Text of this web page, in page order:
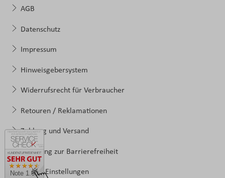
Note 1.60
AGB
Datenschutz
Impressum
Hinweisgebersystem
Widerrufsrecht für Verbraucher
Retouren / Reklamationen
Zahlung und Versand
Erklärung zur Barrierefreiheit
Cookie-Einstellungen